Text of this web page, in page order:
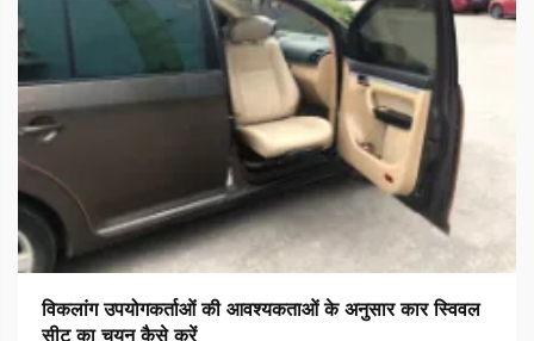
विकलांग उपयोगकर्ताओं की आवश्यकताओं के अनुसार कार स्विवल
सीट का चयन कैसे करें